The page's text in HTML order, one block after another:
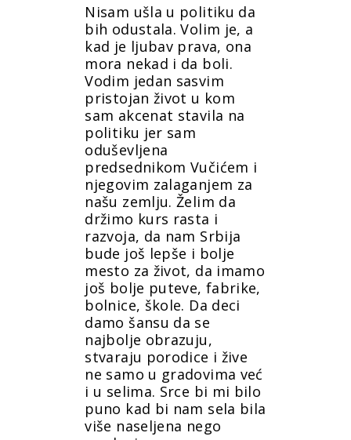
Nisam ušla u politiku da
bih odustala. Volim je, a
kad je ljubav prava, ona
mora nekad i da boli.
Vodim jedan sasvim
pristojan život u kom
sam akcenat stavila na
politiku jer sam
oduševljena
predsednikom Vučićem i
njegovim zalaganjem za
našu zemlju. Želim da
držimo kurs rasta i
razvoja, da nam Srbija
bude još lepše i bolje
mesto za život, da imamo
još bolje puteve, fabrike,
bolnice, škole. Da deci
damo šansu da se
najbolje obrazuju,
stvaraju porodice i žive
ne samo u gradovima već
i u selima. Srce bi mi bilo
puno kad bi nam sela bila
više naseljena nego